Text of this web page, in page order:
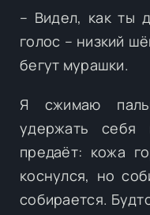
– Видел, как ты
голос – низкий
бегут мурашки.
Я сжимаю
удержать
предаёт: кожа
коснулся, но
собирается.